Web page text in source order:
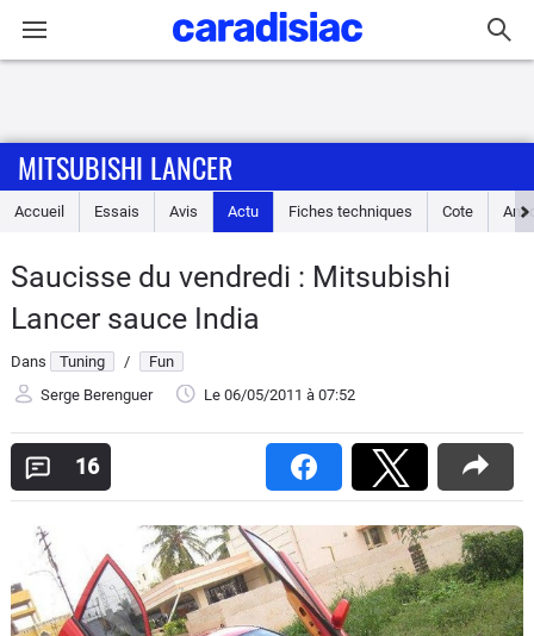
Accueil
Essais
Guide
d'achat
Electriques
Utilitaires
Flottes
Auto
MITSUBISHI LANCER
Accueil Essais Avis Actu Fiches techniques Cote
Saucisse du vendredi : Mitsubishi
Lancer sauce India
Dans Tuning /
Fun
Serge Berenguer
Le 06/05/2011 à 07:52
16